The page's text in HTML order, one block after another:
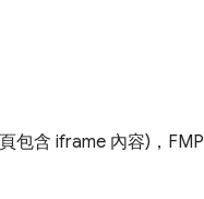
包含 iframe 內容)，FMP